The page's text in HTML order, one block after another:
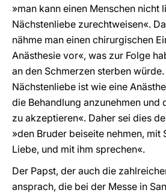
»man kann einen Menschen nicht
Nächstenliebe zurechtweisen«.
nähme man einen chirurgischen
Anästhesie vor«, was zur Folge
an den Schmerzen sterben
Nächstenliebe ist wie eine
die Behandlung anzunehmen und
zu akzeptieren«. Daher sei dies
»den Bruder beiseite nehmen, mit
Liebe, und mit ihm sprechen«.
Der Papst, der auch die
ansprach, die bei der Messe in